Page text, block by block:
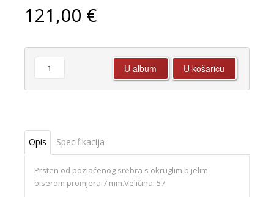
121,00 €
Opis Specifikacija
Prsten od pozlaćenog srebra s okruglim bijelim
biserom promjera 7 mm.Veličina: 57